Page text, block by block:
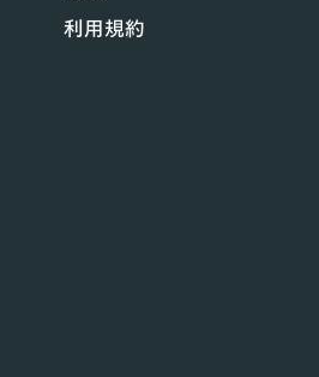
利用規約